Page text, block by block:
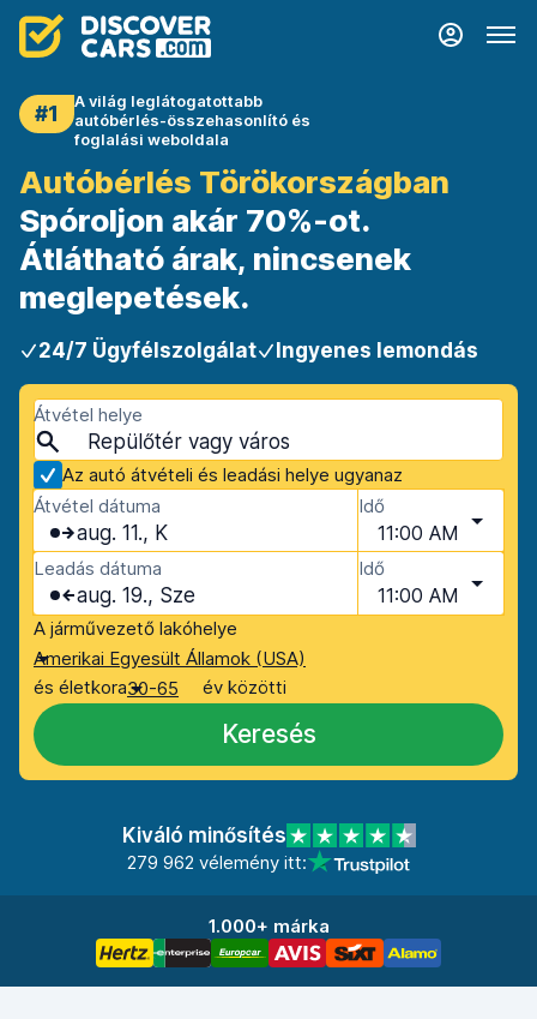
#1
A világ leglátogatottabb
autóbérlés-összehasonlító és
foglalási weboldala
Autóbérlés Törökországban
Spóroljon akár 70%-ot.
Átlátható árak, nincsenek
meglepetések.
24/7 Ügyfélszolgálat Ingyenes lemondás
Átvétel helye
Az autó átvételi és leadási helye ugyanaz
Átvétel dátuma
aug. 11., K
Idő
11:00 AM
Leadás dátuma
aug. 19., Sze
Idő
11:00 AM
A járművezető lakóhelye
Amerikai Egyesült Államok (USA)
és életkora30-65 év közötti
Keresés
Kiváló minősítés
279 962 vélemény itt:
1.000+ márka